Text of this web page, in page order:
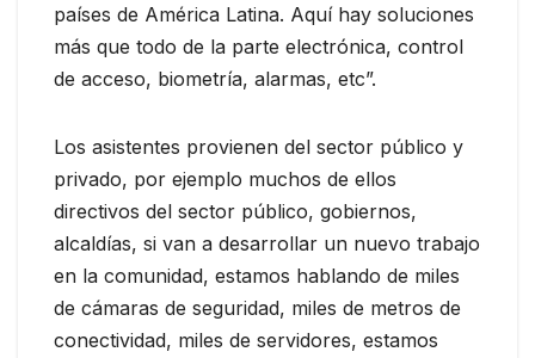
países de América Latina. Aquí hay soluciones
más que todo de la parte electrónica, control
de acceso, biometría, alarmas, etc”.
Los asistentes provienen del sector público y
privado, por ejemplo muchos de ellos
directivos del sector público, gobiernos,
alcaldías, si van a desarrollar un nuevo trabajo
en la comunidad, estamos hablando de miles
de cámaras de seguridad, miles de metros de
conectividad, miles de servidores, estamos